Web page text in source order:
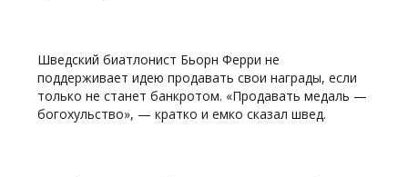
Шведский биатлонист Бьорн Ферри не
поддерживает идею продавать свои награды, если
только не станет банкротом. «Продавать медаль —
богохульство», — кратко и емко сказал швед.